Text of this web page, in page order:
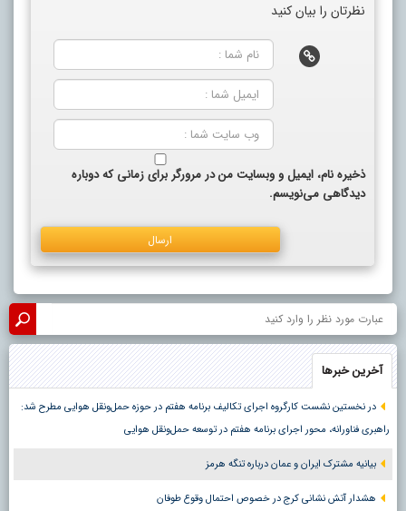
نظرتان را بیان کنید
ذخیره نام، ایمیل و وبسایت من در مرورگر برای زمانی که دوباره
دیدگاهی می‌نویسم.
آخرین خبرها
در نخستین نشست کارگروه اجرای تکالیف برنامه هفتم در حوزه حمل‌ونقل هوایی مطرح شد:
راهبری فناورانه، محور اجرای برنامه هفتم در توسعه حمل‌ونقل هوایی
بیانیه مشترک ایران و عمان درباره تنگه هرمز
هشدار آتش نشانی کرج در خصوص احتمال وقوع طوفان